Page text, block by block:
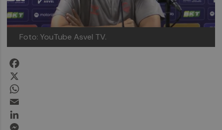
Foto: YouTube Asvel TV.